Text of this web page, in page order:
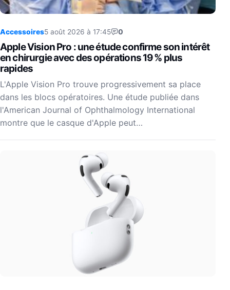
Accessoires5 août 2026 à 17:45 0
Apple Vision Pro : une étude confirme son intérêt
en chirurgie avec des opérations 19 % plus
rapides
L'Apple Vision Pro trouve progressivement sa place
dans les blocs opératoires. Une étude publiée dans
l'American Journal of Ophthalmology International
montre que le casque d'Apple peut…